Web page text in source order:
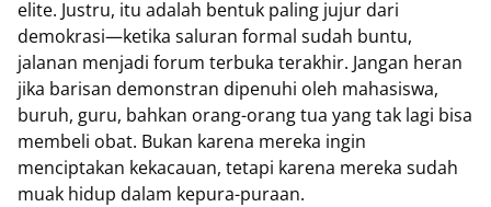
elite. Justru, itu adalah bentuk paling jujur dari
demokrasi—ketika saluran formal sudah buntu,
jalanan menjadi forum terbuka terakhir. Jangan heran
jika barisan demonstran dipenuhi oleh mahasiswa,
buruh, guru, bahkan orang-orang tua yang tak lagi bisa
membeli obat. Bukan karena mereka ingin
menciptakan kekacauan, tetapi karena mereka sudah
muak hidup dalam kepura-puraan.